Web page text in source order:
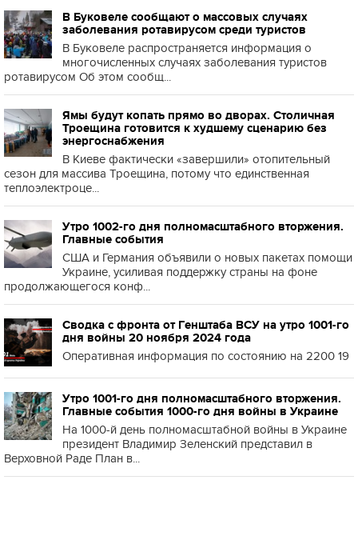
В Буковеле сообщают о массовых случаях
заболевания ротавирусом среди туристов
В Буковеле распространяется информация о
многочисленных случаях заболевания туристов
ротавирусом Об этом сообщ...
Ямы будут копать прямо во дворах. Столичная
Троещина готовится к худшему сценарию без
энергоснабжения
В Киеве фактически «завершили» отопительный
сезон для массива Троещина, потому что единственная
теплоэлектроце...
Утро 1002-го дня полномасштабного вторжения.
Главные события
США и Германия объявили о новых пакетах помощи
Украине, усиливая поддержку страны на фоне
продолжающегося конф...
Сводка с фронта от Генштаба ВСУ на утро 1001-го
дня войны 20 ноября 2024 года
Оперативная информация по состоянию на 2200 19
Утро 1001-го дня полномасштабного вторжения.
Главные события 1000-го дня войны в Украине
На 1000-й день полномасштабной войны в Украине
президент Владимир Зеленский представил в
Верховной Раде План в...